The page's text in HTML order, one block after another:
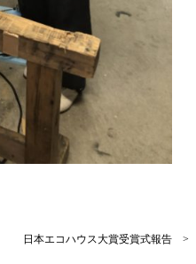
日本エコハウス大賞受賞式報告 >